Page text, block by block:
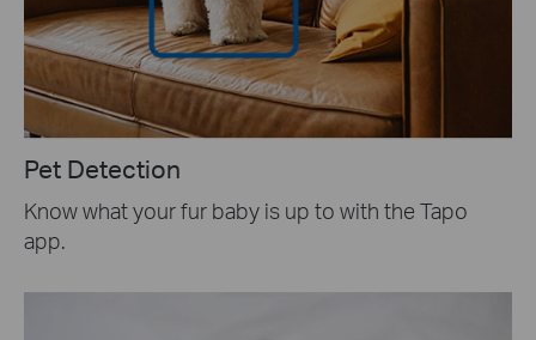
Pet Detection
Know what your fur baby is up to with the Tapo
app.